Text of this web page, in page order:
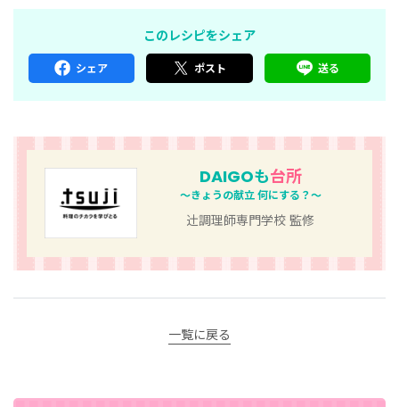
このレシピをシェア
シェア ポスト 送る
DAIGOも台所
～きょうの献立 何にする？～
辻󠄀調理師専門学校 監修
一覧に戻る